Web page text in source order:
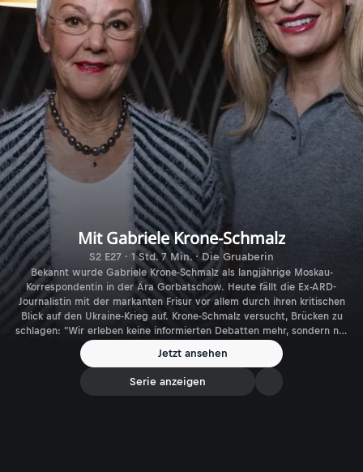
Mit Gabriele Krone-Schmalz
S2 E27 · 1 Std. 7 Min. · Die Gruaberin
Bekannt wurde Gabriele Krone-Schmalz als langjährige Moskau-
Korrespondentin in der Ära Gorbatschow. Heute fällt die Ex-ARD-
Journalistin mit der markanten Frisur vor allem durch ihren kritischen
Blick auf den Ukraine-Krieg auf. Krone-Schmalz versucht, Brücken zu
schlagen: "Wir erleben keine informierten Debatten mehr, sondern nur
noch moralisch aufgeblasenes Schwarz-Weiß-Denken." Im Gespräch
mit Monika Gruber plädiert sie für eine bessere Streitkultur: ruhiger,
selbstkritischer und respektvoller.
Jetzt ansehen
Serie anzeigen